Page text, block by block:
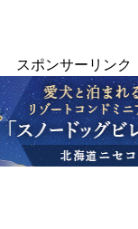
スポンサーリンク